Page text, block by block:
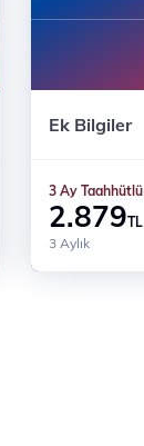
Ek Bilgiler
3 Ay Süreli
3 Ay Taahhütlü
2.879TL
3 Aylık